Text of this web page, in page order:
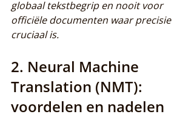
globaal tekstbegrip en nooit voor
officiële documenten waar precisie
cruciaal is.
2. Neural Machine
Translation (NMT):
voordelen en nadelen